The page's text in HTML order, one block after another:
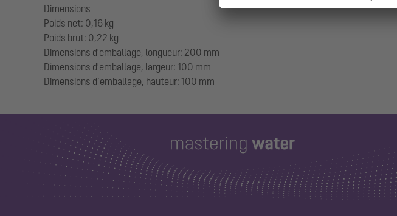
Dimensions
Poids net: 0,16 kg
Poids brut: 0,22 kg
Dimensions d'emballage, longueur: 200 mm
Dimensions d'emballage, largeur: 100 mm